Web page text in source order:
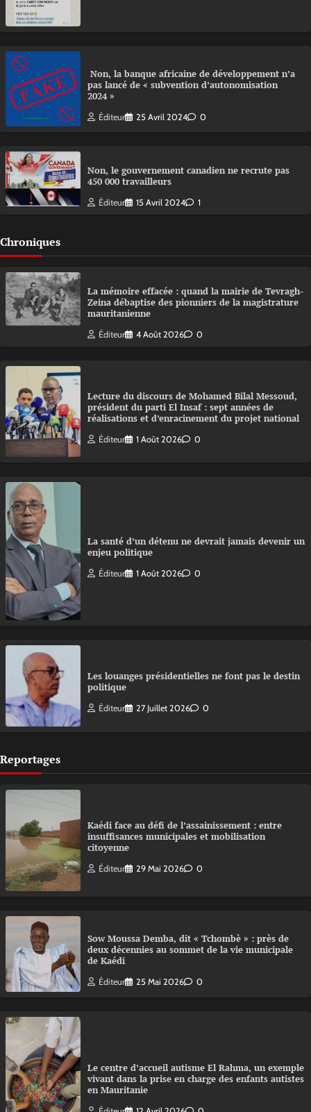
Non, la banque africaine de développement n’a
pas lancé de « subvention d’autonomisation
2024 »
Éditeur 25 Avril 2024 0
Non, le gouvernement canadien ne recrute pas
450 000 travailleurs
Éditeur 15 Avril 2024 1
Chroniques
La mémoire effacée : quand la mairie de Tevragh-
Zeina débaptise des pionniers de la magistrature
mauritanienne
Éditeur 4 Août 2026 0
Lecture du discours de Mohamed Bilal Messoud,
président du parti El Insaf : sept années de
réalisations et d’enracinement du projet national
Éditeur 1 Août 2026 0
La santé d’un détenu ne devrait jamais devenir un
enjeu politique
Éditeur 1 Août 2026 0
Les louanges présidentielles ne font pas le destin
politique
Éditeur 27 Juillet 2026 0
Reportages
Kaédi face au défi de l’assainissement : entre
insuffisances municipales et mobilisation
citoyenne
Éditeur 29 Mai 2026 0
Sow Moussa Demba, dit « Tchombè » : près de
deux décennies au sommet de la vie municipale
de Kaédi
Éditeur 25 Mai 2026 0
Le centre d’accueil autisme El Rahma, un exemple
vivant dans la prise en charge des enfants autistes
en Mauritanie